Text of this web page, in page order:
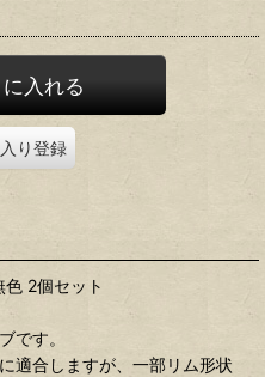
入れる
り登録
2個セット
です。
適合しますが、一部リム形状